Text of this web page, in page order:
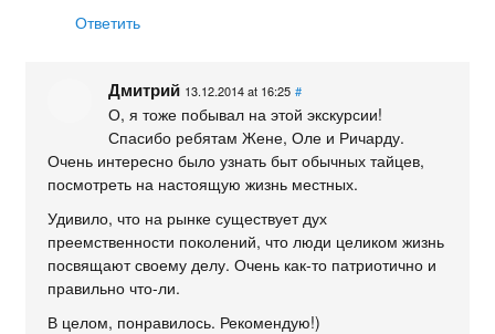
Ответить
Дмитрий 13.12.2014 at 16:25 #
О, я тоже побывал на этой экскурсии!
Спасибо ребятам Жене, Оле и Ричарду.
Очень интересно было узнать быт обычных тайцев,
посмотреть на настоящую жизнь местных.
Удивило, что на рынке существует дух
преемственности поколений, что люди целиком жизнь
посвящают своему делу. Очень как-то патриотично и
правильно что-ли.
В целом, понравилось. Рекомендую!)